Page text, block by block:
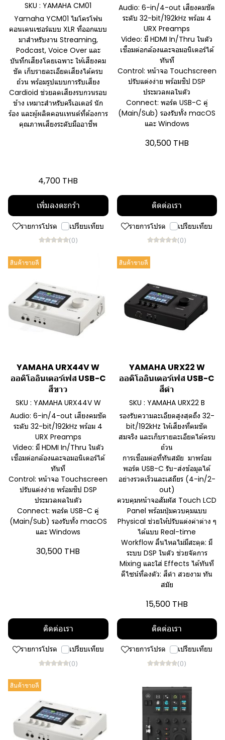
SKU : YAMAHA CM01
Yamaha YCM01 ไมโครโฟน
คอนเดนเซอร์แบบ XLR ที่ออกแบบ
มาสำหรับงาน Streaming,
Podcast, Voice Over และ
บันทึกเสียงโดยเฉพาะ ให้เสียงคม
ชัด เก็บรายละเอียดเสียงได้ครบ
ถ้วน พร้อมรูปแบบการรับเสียง
Cardioid ช่วยลดเสียงรบกวนรอบ
ข้าง เหมาะสำหรับครีเอเตอร์ นัก
ร้อง และผู้ผลิตคอนเทนต์ที่ต้องการ
คุณภาพเสียงระดับมืออาชีพ
4,700 THB
เพิ่มลงตะกร้า
รายการโปรด เปรียบเทียบ
(0)
Audio: 6-in/4-out เสียงคมชัด
ระดับ 32-bit/192kHz พร้อม 4
URX Preamps
Video: มี HDMI In/Thru ในตัว
เชื่อมต่อกล้องและจอมอนิเตอร์ได้
ทันที
Control: หน้าจอ Touchscreen
ปรับแต่งง่าย พร้อมชิป DSP
ประมวลผลในตัว
Connect: พอร์ต USB-C คู่
(Main/Sub) รองรับทั้ง macOS
และ Windows
30,500 THB
ติดต่อเรา
รายการโปรด เปรียบเทียบ
(0)
สินค้าขายดี
YAMAHA URX44V W
ออดิโออินเตอร์เฟส USB-C
สีขาว
SKU : YAMAHA URX44V W
Audio: 6-in/4-out เสียงคมชัด
ระดับ 32-bit/192kHz พร้อม 4
URX Preamps
Video: มี HDMI In/Thru ในตัว
เชื่อมต่อกล้องและจอมอนิเตอร์ได้
ทันที
Control: หน้าจอ Touchscreen
ปรับแต่งง่าย พร้อมชิป DSP
ประมวลผลในตัว
Connect: พอร์ต USB-C คู่
(Main/Sub) รองรับทั้ง macOS
และ Windows
30,500 THB
ติดต่อเรา
รายการโปรด เปรียบเทียบ
(0)
สินค้าขายดี
YAMAHA URX22 W
ออดิโออินเตอร์เฟส USB-C
สีดำ
SKU : YAMAHA URX22 B
รองรับความละเอียดสูงสุดถึง 32-
bit/192kHz ให้เสียงที่คมชัด
สมจริง และเก็บรายละเอียดได้ครบ
ถ้วน
การเชื่อมต่อที่ทันสมัย มาพร้อม
พอร์ต USB-C รับ-ส่งข้อมูลได้
อย่างรวดเร็วและเสถียร (4-in/2-
out)
ควบคุมหน้าจอสัมผัส Touch LCD
Panel พร้อมปุ่มควบคุมแบบ
Physical ช่วยให้ปรับแต่งค่าต่าง ๆ
ได้แบบ Real-time
Workflow ลื่นไหลไม่มีสะดุด: มี
ระบบ DSP ในตัว ช่วยจัดการ
Mixing และใส่ Effects ได้ทันที
ดีไซน์ที่ลงตัว: สีดำ สวยงาม ทัน
สมัย
15,500 THB
ติดต่อเรา
รายการโปรด เปรียบเทียบ
(0)
สินค้าขายดี